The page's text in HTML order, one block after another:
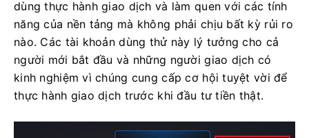
dùng thực hành giao dịch và làm quen với các tính
năng của nền tảng mà không phải chịu bất kỳ rủi ro
nào. Các tài khoản dùng thử này lý tưởng cho cả
người mới bắt đầu và những người giao dịch có
kinh nghiệm vì chúng cung cấp cơ hội tuyệt vời để
thực hành giao dịch trước khi đầu tư tiền thật.